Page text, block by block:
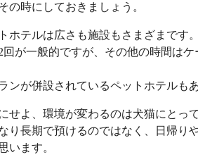
の時にしておきましょう。
ホテルは広さも施設もさまざまです。
回が一般的ですが、その他の時間は
ンが併設されているペットホテルもあ
せよ、環境が変わるのは犬猫にとっ
り長期で預けるのではなく、日帰り
います。